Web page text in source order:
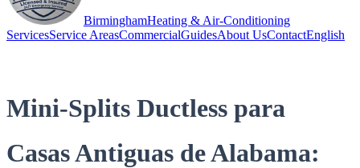
BirminghamHeating & Air-Conditioning
ServicesService AreasCommercialGuidesAbout UsContactEnglish
Mini-Splits Ductless para
Casas Antiguas de Alabama: